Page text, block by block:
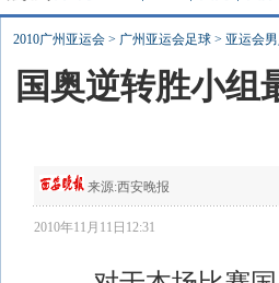
2010广州亚运会 > 广州亚运会足球 > 亚运会男
国奥逆转胜小组
来源:西安晚报
2010年11月11日12:31